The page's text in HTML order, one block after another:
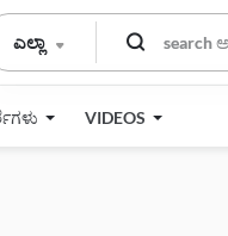
ಎಲ್ಲಾ
VIDEOS